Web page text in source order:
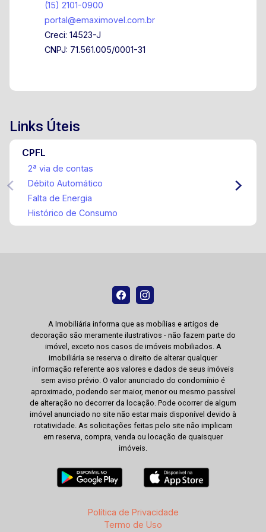
(15) 2101-0900
portal@emaximovel.com.br
Creci: 14523-J
CNPJ: 71.561.005/0001-31
Links Úteis
CPFL
2ª via de contas
Débito Automático
Falta de Energia
Histórico de Consumo
A Imobiliária informa que as mobílias e artigos de
decoração são meramente ilustrativos - não fazem parte do
imóvel, exceto nos casos de imóveis mobiliados. A
imobiliária se reserva o direito de alterar qualquer
informação referente aos valores e dados de seus imóveis
sem aviso prévio. O valor anunciado do condomínio é
aproximado, podendo ser maior, menor ou mesmo passível
de alteração no decorrer da locação. Pode ocorrer de algum
imóvel anunciado no site não estar mais disponível devido à
rotatividade. As solicitações feitas pelo site não implicam
em reserva, compra, venda ou locação de quaisquer
imóveis.
Política de Privacidade
Termo de Uso